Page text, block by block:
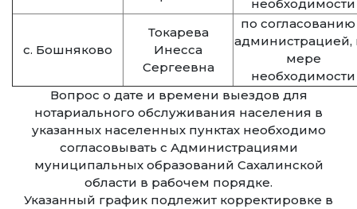
необходимости
с. Бошняково
Токарева
Инесса
Сергеевна
по согласованию
администрацией,
мере
необходимости
Вопрос о дате и времени выездов для
нотариального обслуживания населения в
указанных населенных пунктах необходимо
согласовывать с Администрациями
муниципальных образований Сахалинской
области в рабочем порядке.
Указанный график подлежит корректировке в